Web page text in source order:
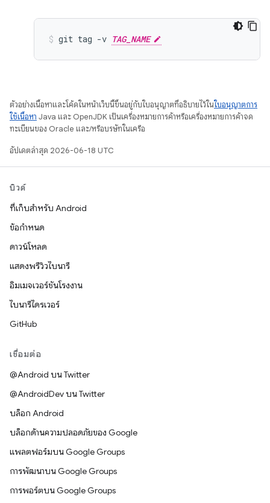
git tag -v TAG_NAME
ตัวอย่างเนื้อหาและโค้ดในหน้าเว็บนี้ขึ้นอยู่กับใบอนุญาตที่อธิบายไว้ในใบอนุญาตการ
ใช้เนื้อหา Java และ OpenJDK เป็นเครื่องหมายการค้าหรือเครื่องหมายการค้าจด
ทะเบียนของ Oracle และ/หรือบริษัทในเครือ
อัปเดตล่าสุด 2026-06-18 UTC
บิวด์
ที่เก็บสำหรับ Android
ข้อกำหนด
ดาวน์โหลด
แสดงพรีวิวไบนารี
อิมเมจเวอร์ชันโรงงาน
ไบนารีไดรเวอร์
GitHub
เชื่อมต่อ
@Android บน Twitter
@AndroidDev บน Twitter
บล็อก Android
บล็อกด้านความปลอดภัยของ Google
แพลตฟอร์มบน Google Groups
การพัฒนาบน Google Groups
การพอร์ตบน Google Groups